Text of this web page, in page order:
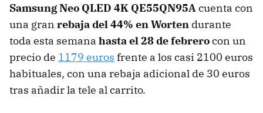
Samsung Neo QLED 4K QE55QN95Acuenta con
una gran rebaja del 44% en Worten durante
toda esta semana hasta el 28 de febrerocon un
precio de 1179 euros frente a los casi 2100 euros
habituales, con una rebaja adicional de 30 euros
tras añadir la tele al carrito.